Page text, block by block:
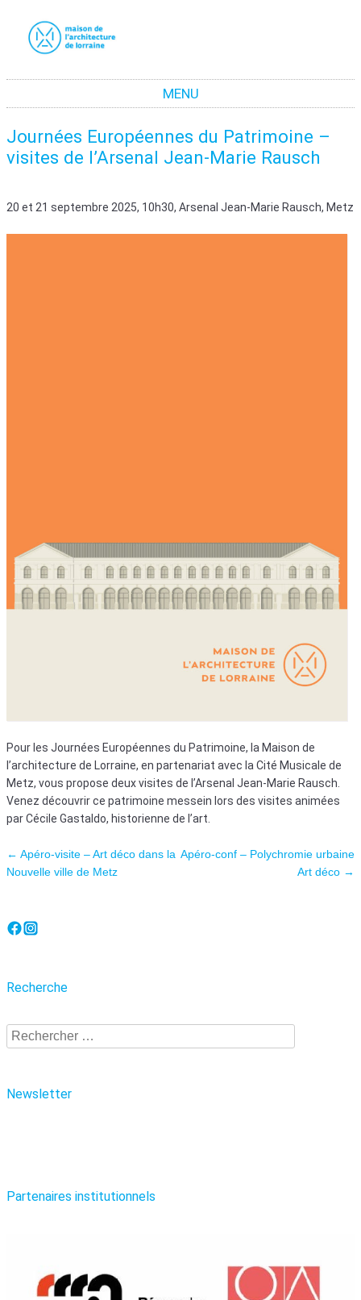
La maison de l'architecture de Lorraine
MENU
Journées Européennes du Patrimoine –
visites de l’Arsenal Jean-Marie Rausch
20 et 21 septembre 2025, 10h30, Arsenal Jean-Marie Rausch, Metz
Pour les Journées Européennes du Patrimoine, la Maison de
l’architecture de Lorraine, en partenariat avec la Cité Musicale de
Metz, vous propose deux visites de l’Arsenal Jean-Marie Rausch.
Venez découvrir ce patrimoine messein lors des visites animées
par Cécile Gastaldo, historienne de l’art.
Navigation des articles
← Apéro-visite – Art déco dans la
Nouvelle ville de Metz
Apéro-conf – Polychromie urbaine
Art déco →
Recherche
Recherche
Newsletter
Partenaires institutionnels